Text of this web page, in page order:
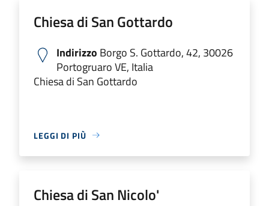
Chiesa di San Gottardo
Indirizzo Borgo S. Gottardo, 42, 30026
Portogruaro VE, Italia
Chiesa di San Gottardo
LEGGI DI PIÙ
Chiesa di San Nicolo'